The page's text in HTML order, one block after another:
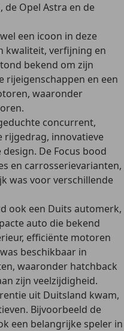
de Opel Astra en de
een icoon in deze
kwaliteit, verfijning en
bekend om zijn
rijeigenschappen en een
waaronder
concurrent,
rijgedrag, innovatieve
De Focus bood
en carrosserievarianten,
was voor verschillende
ook een Duits automerk,
auto die bekend
efficiënte motoren
beschikbaar in
waaronder hatchback
zijn veelzijdigheid.
uit Duitsland kwam,
Bijvoorbeeld de
een belangrijke speler in